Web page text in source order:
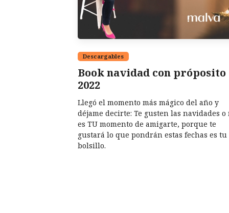
Descargables
Book navidad con próposito
2022
Llegó el momento más mágico del año y
déjame decirte: Te gusten las navidades o
es TU momento de amigarte, porque te
gustará lo que pondrán estas fechas es tu
bolsillo.